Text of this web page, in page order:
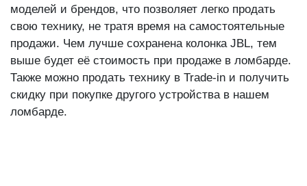
моделей и брендов, что позволяет легко продать
свою технику, не тратя время на самостоятельные
продажи. Чем лучше сохранена колонка JBL, тем
выше будет её стоимость при продаже в ломбарде.
Также можно продать технику в Trade-in и получить
скидку при покупке другого устройства в нашем
ломбарде.